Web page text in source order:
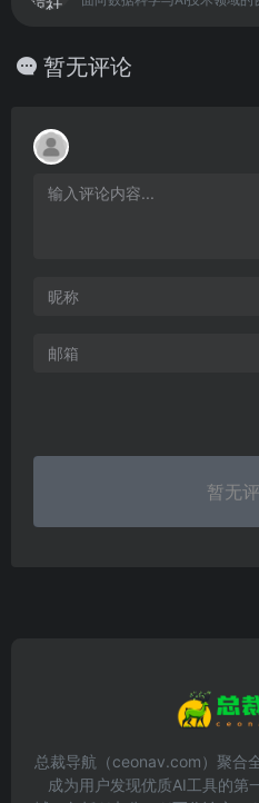
暂无评论
暂无
总裁导航（ceonav.com）聚合
成为用户发现优质AI工具的第